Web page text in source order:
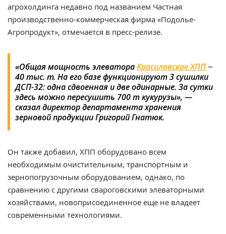
агрохолдинга недавно под названием Частная
производственно-коммерческая фирма «Подолье-
Агропродукт», отмечается в пресс-релизе.
«Общая мощность элеватораКрасиловское ХПП −
40 тыс. т. На его базе функционируют 3 сушилки
ДСП-32: одна сдвоенная и две одинарные. За сутки
здесь можно пересушить 700 т кукурузы», —
сказал директор департамента хранения
зерновой продукции Григорий Гнатюк.
Он также добавил, ХПП оборудовано всем
необходимым очистительным, транспортным и
зернопогрузочным оборудованием, однако, по
сравнению с другими свароговскими элеваторными
хозяйствами, новоприсоединенное еще не владеет
современными технологиями.